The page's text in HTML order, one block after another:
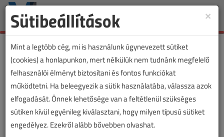
Toggle
×
Sütibeállítások
Mint a legtöbb cég, mi is használunk úgynevezett sütiket
(cookies) a honlapunkon, mert nélkülük nem tudnánk megfelelő
felhasználói élményt biztosítani és fontos funkciókat
működtetni. Ha beleegyezik a sütik használatába, válassza azok
elfogadását. Önnek lehetősége van a feltétlenül szükséges
sütiken kívül egyénileg kiválasztani, hogy milyen típusú sütiket
engedélyez. Ezekről alább bővebben olvashat.